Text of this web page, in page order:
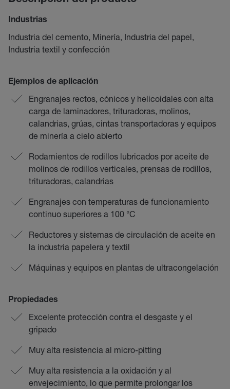
Industrias
Industria del cemento, Minería, Industria del papel,
Industria textil y confección
Ejemplos de aplicación
Engranajes rectos, cónicos y helicoidales con alta
carga de laminadores, trituradoras, molinos,
calandrias, grúas, cintas transportadoras y equipos
de minería a cielo abierto
Rodamientos de rodillos lubricados por aceite de
molinos de rodillos verticales, prensas de rodillos,
trituradoras, calandrias
Engranajes con temperaturas de funcionamiento
continuo superiores a 100 °C
Reductores y sistemas de circulación de aceite en
la industria papelera y textil
Máquinas y equipos en plantas de ultracongelación
Propiedades
Excelente protección contra el desgaste y el
gripado
Muy alta resistencia al micro-pitting
Muy alta resistencia a la oxidación y al
envejecimiento, lo que permite prolongar los